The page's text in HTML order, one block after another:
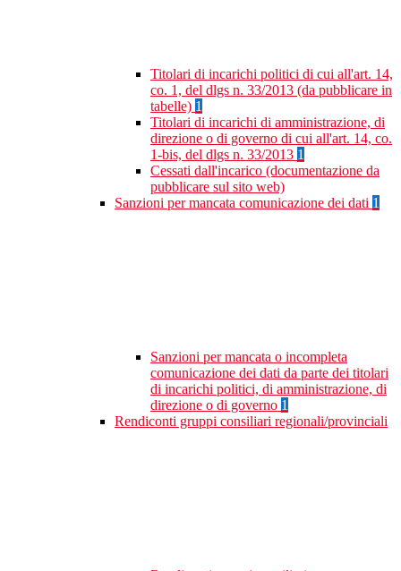
Titolari di incarichi politici di cui all'art. 14,
co. 1, del dlgs n. 33/2013 (da pubblicare in
tabelle) 1
Titolari di incarichi di amministrazione, di
direzione o di governo di cui all'art. 14, co.
1-bis, del dlgs n. 33/2013 1
Cessati dall'incarico (documentazione da
pubblicare sul sito web)
Sanzioni per mancata comunicazione dei dati 1
Sanzioni per mancata o incompleta
comunicazione dei dati da parte dei titolari
di incarichi politici, di amministrazione, di
direzione o di governo 1
Rendiconti gruppi consiliari regionali/provinciali